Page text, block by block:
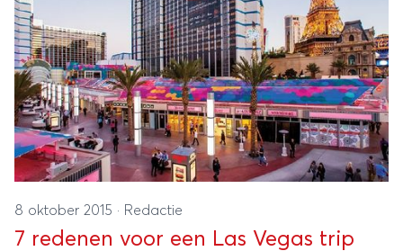
8 oktober 2015 · Redactie
7 redenen voor een Las Vegas trip